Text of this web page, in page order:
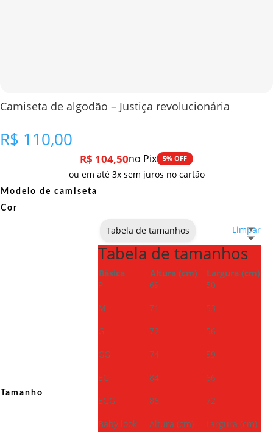
Camiseta de algodão – Justiça revolucionária
R$ 110,00
R$ 104,50no Pix 5% OFF
ou em até 3x sem juros no cartão
Modelo de camiseta
Cor
Tamanho
Limpar
Tabela de tamanhos
Tabela de tamanhos
Básica Altura (cm)
Largura (cm)
P
69
50
M
71
53
G
72
56
GG
74
59
EG
84
66
EGG
86
72
Baby look
Altura (cm)
Largura (cm)